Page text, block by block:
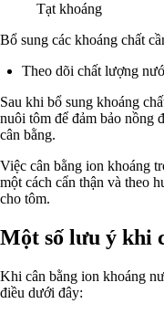
Tạt khoáng
Bổ sung các khoáng chất
Theo dõi chất lượng
Sau khi bổ sung khoáng
nuôi tôm để đảm bảo nồng
cân bằng.
Việc cân bằng ion khoáng
một cách cẩn thận và theo
cho tôm.
Một số lưu ý khi
Khi cân bằng ion khoáng
điều dưới đây: